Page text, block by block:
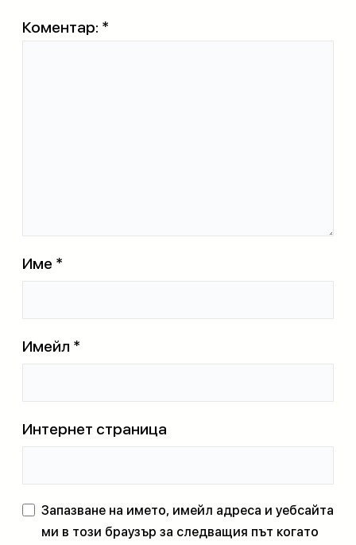
Коментар: *
Име *
Имейл *
Интернет страница
Запазване на името, имейл адреса и уебсайта
ми в този браузър за следващия път когато